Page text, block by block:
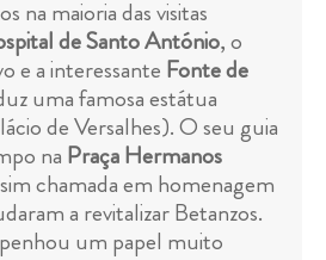
na maioria das visitas
de Santo António, o
e a interessante Fonte de
uma famosa estátua
de Versalhes). O seu guia
na Praça Hermanos
chamada em homenagem
a revitalizar Betanzos.
um papel muito